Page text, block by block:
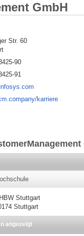
GmbH
Str. 60
90
91
karriere
Stuttgart
Stuttgart
angezeigt